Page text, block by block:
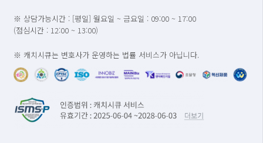
※ 상담가능시간 : [평일] 월요일 ~ 금요일 : 09:00 ~ 17:00
(점심시간 : 12:00 ~ 13:00)
※ 캐치시큐는 변호사가 운영하는 법률 서비스가 아닙니다.